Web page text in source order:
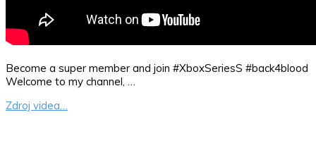
Become a super member and join #XboxSeriesS #back4blood
Welcome to my channel, …
Zdroj videa…